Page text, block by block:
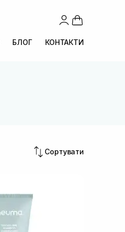
БЛОГ КОНТАКТИ
Сортувати